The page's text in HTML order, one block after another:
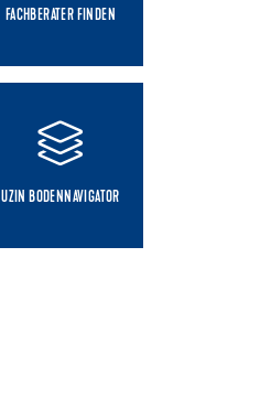
FACHBERATER FINDEN
UZIN BODENNAVIGATOR